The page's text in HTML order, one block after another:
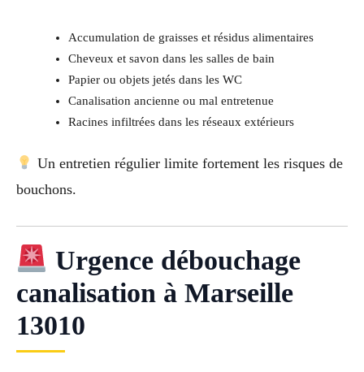
Accumulation de graisses et résidus alimentaires
Cheveux et savon dans les salles de bain
Papier ou objets jetés dans les WC
Canalisation ancienne ou mal entretenue
Racines infiltrées dans les réseaux extérieurs
Un entretien régulier limite fortement les risques de
bouchons.
Urgence débouchage
canalisation à Marseille
13010